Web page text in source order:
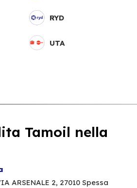
RYD
UTA
Tamoil nella
ARSENALE 2, 27010 Spessa